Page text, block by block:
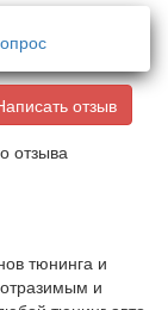
отзыв
отзыва
тюнинга и
и